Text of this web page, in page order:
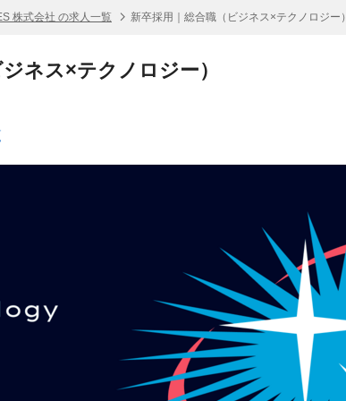
株式会社 の求人一覧 新卒採用｜総合職（ビジネス×テクノロジー
ネス×テクノロジー）